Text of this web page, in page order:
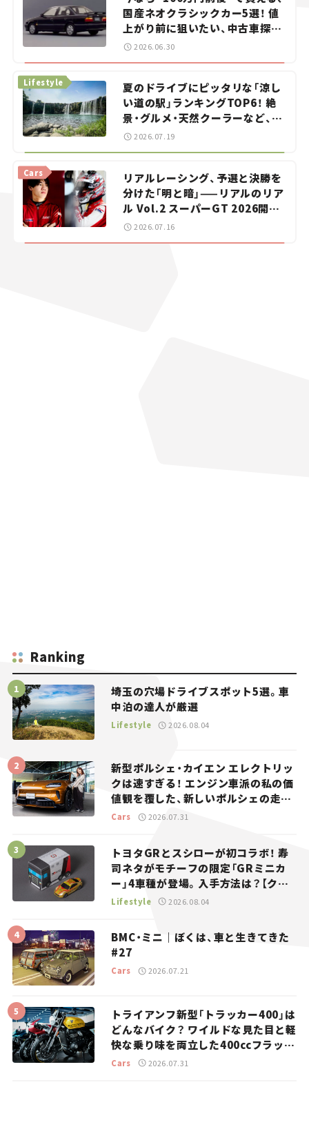
国産ネオクラシックカー5選！ 値
上がり前に狙いたい、中古車探し
をお手伝い――ちょっとイケてるマ
2026.06.30
夏のドライブにピッタリな「涼し
い道の駅」ランキングTOP6！ 絶
景・グルメ・天然クーラーなど、避
暑におすすめのスポットを紹介
【道の駅マニアの推し駅ガイド】
Lifestyle
2026.07.19
リアルレーシング、予選と決勝を
分けた「明と暗」——リアルのリア
ル Vol.2 スーパーGT 2026開幕
戦 岡山国際サーキット
Cars
2026.07.16
Ranking
埼玉の穴場ドライブスポット5選。車
中泊の達人が厳選
Lifestyle 2026.08.04
新型ポルシェ・カイエン エレクトリッ
クは速すぎる！ エンジン車派の私の価
値観を覆した、新しいポルシェの走
り。
Cars 2026.07.31
トヨタGRとスシローが初コラボ！ 寿
司ネタがモチーフの限定「GRミニカ
ー」4車種が登場。入手方法は？【クル
マとホビー】
Lifestyle 2026.08.04
BMC・ミニ｜ぼくは、車と生きてきた
#27
Cars 2026.07.21
トライアンフ新型「トラッカー400」は
どんなバイク？ ワイルドな見た目と軽
快な乗り味を両立した400ccフラット
トラッカー【試乗レビュー】
Cars 2026.07.31